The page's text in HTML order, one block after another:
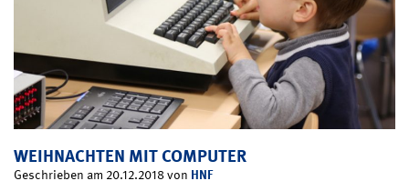
WEIHNACHTEN MIT COMPUTER
Geschrieben am 20.12.2018 von HNF